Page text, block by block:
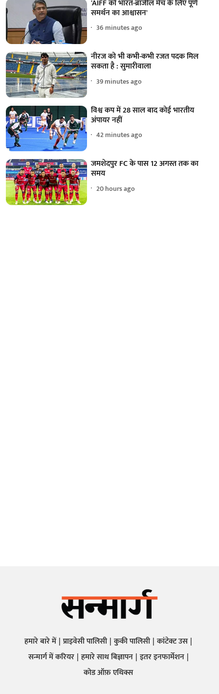
'AIFF को भारत-ब्राजील मैच के लिए पूर्ण
समर्थन का आश्वासन'
36 minutes ago
नीरज को भी कभी-कभी रजत पदक मिल
सकता है : सुमारीवाला
39 minutes ago
विश्व कप में 28 साल बाद कोई भारतीय
अंपायर नहीं
42 minutes ago
जमशेदपुर FC के पास 12 अगस्त तक का
समय
20 hours ago
हमारे बारे में प्राइवेसी पालिसी कुकी पालिसी कांटेक्ट उस
सन्मार्ग में करियर हमारे साथ बिज्ञापन इतर इनफार्मेशन
कोड ऑफ़ एथिक्स